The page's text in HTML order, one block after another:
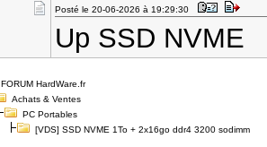
Posté le 20-06-2026 à 19:29:30
Up SSD NVME
FORUM HardWare.fr
Achats & Ventes
PC Portables
[VDS] SSD NVME 1To + 2x16go ddr4 3200 sodimm